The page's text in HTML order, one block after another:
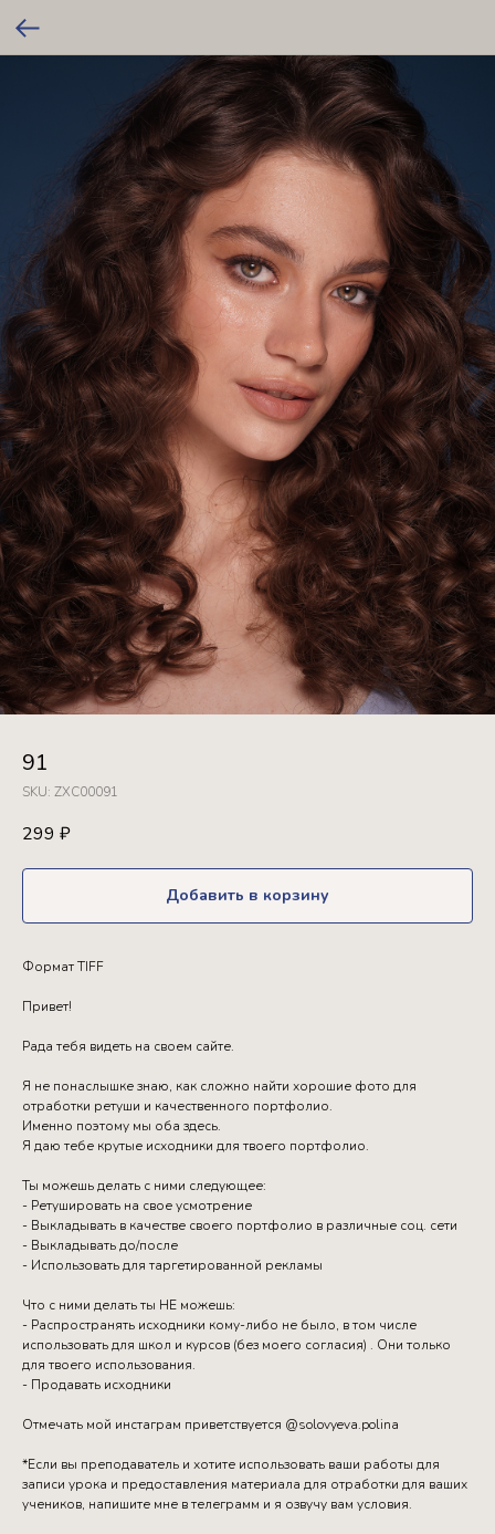
91
SKU: ZXC00091
299 ₽
Добавить в корзину
Формат TIFF
Привет!
Рада тебя видеть на своем сайте.
Я не понаслышке знаю, как сложно найти хорошие фото для
отработки ретуши и качественного портфолио.
Именно поэтому мы оба здесь.
Я даю тебе крутые исходники для твоего портфолио.
Ты можешь делать с ними следующее:
- Ретушировать на свое усмотрение
- Выкладывать в качестве своего портфолио в различные соц. сети
- Выкладывать до/после
- Использовать для таргетированной рекламы
Что с ними делать ты НЕ можешь:
- Распространять исходники кому-либо не было, в том числе
использовать для школ и курсов (без моего согласия) . Они только
для твоего использования.
- Продавать исходники
Отмечать мой инстаграм приветствуется @solovyeva.polina
*Если вы преподаватель и хотите использовать ваши работы для
записи урока и предоставления материала для отработки для ваших
учеников, напишите мне в телеграмм и я озвучу вам условия.